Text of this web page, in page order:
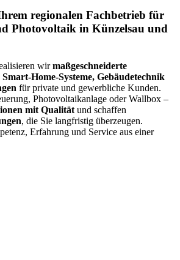
regionalen Fachbetrieb für
Photovoltaik in Künzelsau und
wirmaßgeschneiderte
Home-Systeme, Gebäudetechnik
für private und gewerbliche Kunden.
Photovoltaikanlage oder Wallbox –
mit Qualität und schaffen
, die Sie langfristig überzeugen.
Erfahrung und Service aus einer